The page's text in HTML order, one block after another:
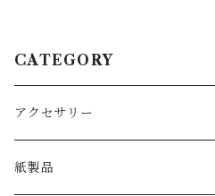
CATEGORY
アクセサリー
紙製品